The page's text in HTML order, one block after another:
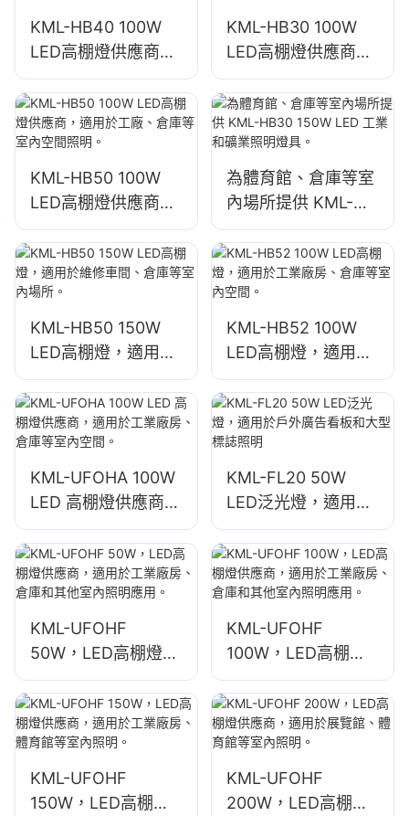
KML-HB40 100W
LED高棚燈供應商，
適用於工廠、倉庫等
室內空間照明。
KML-HB30 100W
LED高棚燈供應商，
適用於工廠、倉庫等
室內空間照明。
KML-HB50 100W
LED高棚燈供應商，
適用於工廠、倉庫等
室內空間照明。
為體育館、倉庫等室
內場所提供 KML-
HB30 150W LED 工
業和礦業照明燈具。
KML-HB50 150W
LED高棚燈，適用於
維修車間、倉庫等室
內場所。
KML-HB52 100W
LED高棚燈，適用於
工業廠房、倉庫等室
內空間。
KML-UFOHA 100W
LED 高棚燈供應商，
適用於工業廠房、倉
庫等室內空間。
KML-FL20 50W
LED泛光燈，適用於
戶外廣告看板和大型
標誌照明
KML-UFOHF
50W，LED高棚燈供
應商，適用於工業廠
房、倉庫和其他室內
照明應用。
KML-UFOHF
100W，LED高棚燈
供應商，適用於工業
廠房、倉庫和其他室
內照明應用。
KML-UFOHF
150W，LED高棚燈
KML-UFOHF
200W，LED高棚燈